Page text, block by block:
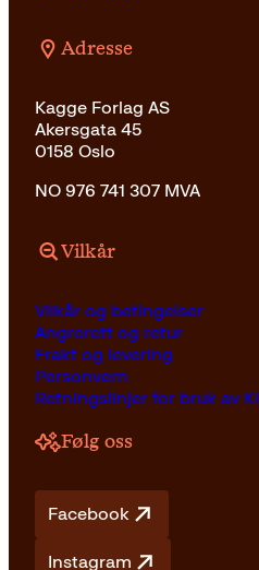
Adresse
Kagge Forlag AS
Akersgata 45
0158 Oslo
NO 976 741 307 MVA
Vilkår
Vilkår og betingelser
Angrerett og retur
Frakt og levering
Personvern
Retningslinjer for bruk av KI
Følg oss
Facebook
Instagram